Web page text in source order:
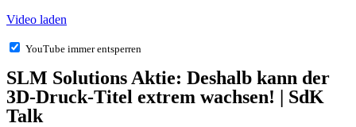
Video laden
YouTube immer entsperren
SLM Solutions Aktie: Deshalb kann der
3D-Druck-Titel extrem wachsen! | SdK
Talk